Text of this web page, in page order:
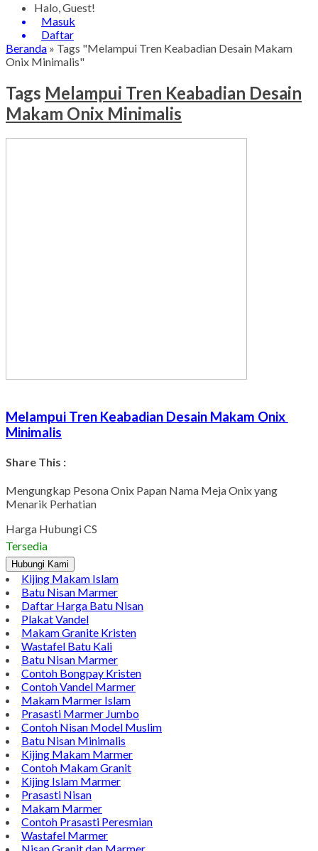
Halo, Guest!
Masuk
Daftar
Beranda » Tags "Melampui Tren Keabadian Desain Makam
Onix Minimalis"
Tags Melampui Tren Keabadian Desain
Makam Onix Minimalis
Melampui Tren Keabadian Desain Makam Onix
Minimalis
Share This :
Twitter
WhatsApp
Pinterest
LinkedIn
Tumblr
Gmail
Mengungkap Pesona Onix Papan Nama Meja Onix yang
Menarik Perhatian
Harga Hubungi CS
Tersedia
Hubungi Kami
Kijing Makam Islam
Batu Nisan Marmer
Daftar Harga Batu Nisan
Plakat Vandel
Makam Granite Kristen
Wastafel Batu Kali
Batu Nisan Marmer
Contoh Bongpay Kristen